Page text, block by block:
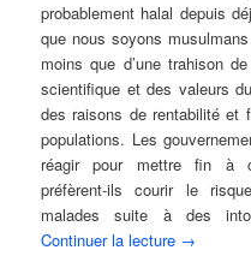
probablement halal depuis
que nous soyons
moins que d’une trahison
scientifique et des valeurs
des raisons de rentabilité et
populations. Les
réagir pour mettre fin à
préfèrent-ils courir le
malades suite à des
Continuer la lecture →